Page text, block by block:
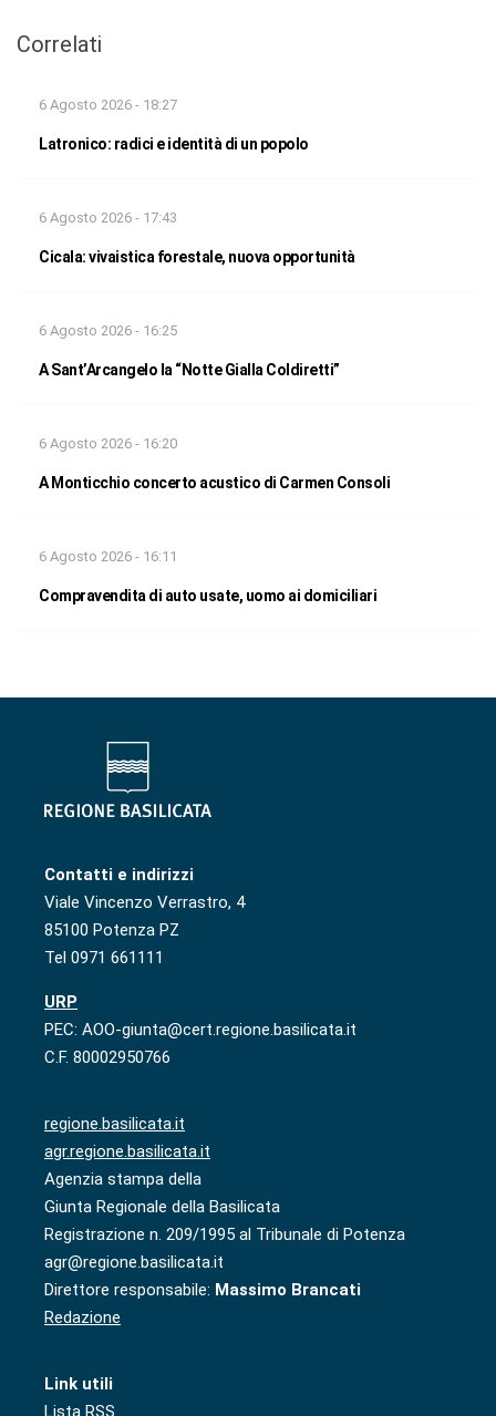
Correlati
6 Agosto 2026 - 18:27
Latronico: radici e identità di un popolo
6 Agosto 2026 - 17:43
Cicala: vivaistica forestale, nuova opportunità
6 Agosto 2026 - 16:25
A Sant’Arcangelo la “Notte Gialla Coldiretti”
6 Agosto 2026 - 16:20
A Monticchio concerto acustico di Carmen Consoli
6 Agosto 2026 - 16:11
Compravendita di auto usate, uomo ai domiciliari
Contatti e indirizzi
Viale Vincenzo Verrastro, 4
85100 Potenza PZ
Tel 0971 661111
URP
PEC: AOO-giunta@cert.regione.basilicata.it
C.F. 80002950766
regione.basilicata.it
agr.regione.basilicata.it
Agenzia stampa della
Giunta Regionale della Basilicata
Registrazione n. 209/1995 al Tribunale di Potenza
agr@regione.basilicata.it
Direttore responsabile: Massimo Brancati
Redazione
Link utili
Lista RSS